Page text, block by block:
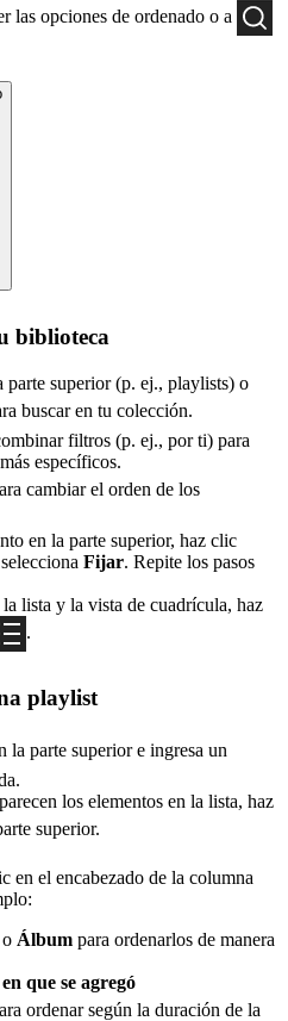
las opciones de ordenado o a
biblioteca
superior (p. ej., playlists) o
buscar en tu colección.
filtros (p. ej., por ti) para
específicos.
cambiar el orden de los
en la parte superior, haz clic
Fijar. Repite los pasos
lista y la vista de cuadrícula, haz
.
playlist
la parte superior e ingresa un
los elementos en la lista, haz
superior.
en el encabezado de la columna
o Álbum para ordenarlos de manera
que se agregó
ordenar según la duración de la